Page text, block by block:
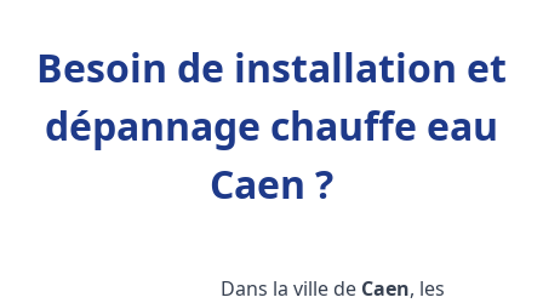
Besoin de installation et
dépannage chauffe eau
Caen ?
Dans la ville de Caen, les